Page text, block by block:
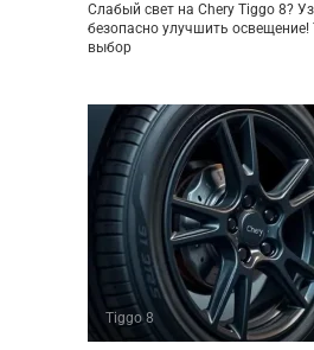
Слабый свет на Chery Tiggo 8?
безопасно улучшить освещение!
выбор
Tiggo 8